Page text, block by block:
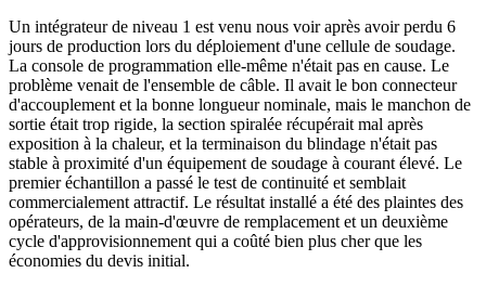
Un intégrateur de niveau 1 est venu nous voir après avoir perdu 6
jours de production lors du déploiement d'une cellule de soudage.
La console de programmation elle-même n'était pas en cause. Le
problème venait de l'ensemble de câble. Il avait le bon connecteur
d'accouplement et la bonne longueur nominale, mais le manchon de
sortie était trop rigide, la section spiralée récupérait mal après
exposition à la chaleur, et la terminaison du blindage n'était pas
stable à proximité d'un équipement de soudage à courant élevé. Le
premier échantillon a passé le test de continuité et semblait
commercialement attractif. Le résultat installé a été des plaintes des
opérateurs, de la main-d'œuvre de remplacement et un deuxième
cycle d'approvisionnement qui a coûté bien plus cher que les
économies du devis initial.